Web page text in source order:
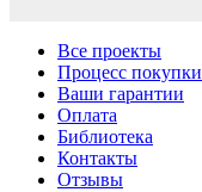
Все проекты
Процесс покупки
Ваши гарантии
Оплата
Библиотека
Контакты
Отзывы